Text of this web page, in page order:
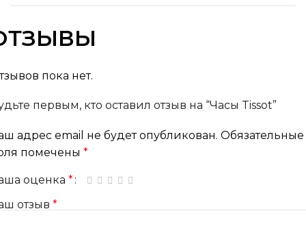
пока нет.
первым, кто оставил отзыв на “Часы Tissot”
адрес email не будет опубликован. Обязательные
помечены *
оценка * 1 из 5 звёзд
2 из 5 звёзд
3 из 5 звёзд
4 из 5 звёзд
отзыв *